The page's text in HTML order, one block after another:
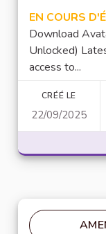
EN COURS
Download
Unlocked)
access to...
CRÉÉ LE
22/09/2025